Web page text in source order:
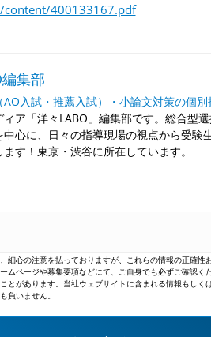
400133167.pdf
集部
入試・推薦入試）・小論文対策の個別
ィア「洋々LABO」編集部です。総合型
心に、日々の指導現場の視点から受験
す！東京・渋谷に所在しています。
細心の注意を払っておりますが、これらの情報の正確性
ムページや募集要項などにて、ご自身でも必ずご確認く
とがあります。当社ウェブサイトに含まれる情報もしく
負いません。